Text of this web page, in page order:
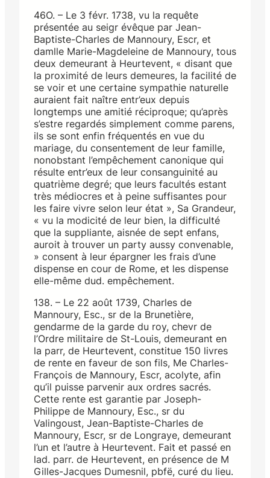
46O. – Le 3 févr. 1738, vu la requête
présentée au seigr évêque par Jean-
Baptiste-Charles de Mannoury, Escr, et
damlle Marie-Magdeleine de Mannoury, tous
deux demeurant à Heurtevent, « disant que
la proximité de leurs demeures, la facilité de
se voir et une certaine sympathie naturelle
auraient fait naître entr’eux depuis
longtemps une amitié réciproque; qu’après
s’estre regardés simplement comme parens,
ils se sont enfin fréquentés en vue du
mariage, du consentement de leur famille,
nonobstant l’empêchement canonique qui
résulte entr’eux de leur consanguinité au
quatrième degré; que leurs facultés estant
très médiocres et à peine suffisantes pour
les faire vivre selon leur état », Sa Grandeur,
« vu la modicité de leur bien, la difficulté
que la suppliante, aisnée de sept enfans,
auroit à trouver un party aussy convenable,
» consent à leur épargner les frais d’une
dispense en cour de Rome, et les dispense
elle-même dud. empêchement.
138. – Le 22 août 1739, Charles de
Mannoury, Esc., sr de la Brunetière,
gendarme de la garde du roy, chevr de
l’Ordre militaire de St-Louis, demeurant en
la parr, de Heurtevent, constitue 150 livres
de rente en faveur de son fils, Me Charles-
François de Mannoury, Escr, acolyte, afin
qu’il puisse parvenir aux ordres sacrés.
Cette rente est garantie par Joseph-
Philippe de Mannoury, Esc., sr du
Valingoust, Jean-Baptiste-Charles de
Mannoury, Escr, sr de Longraye, demeurant
l’un et l’autre à Heurtevent. Fait et passé en
lad. parr. de Heurtevent, en présence de M
Gilles-Jacques Dumesnil, pbfë, curé du lieu.